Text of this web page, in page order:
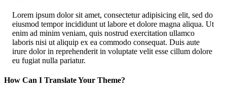
Lorem ipsum dolor sit amet, consectetur adipisicing elit, sed do
eiusmod tempor incididunt ut labore et dolore magna aliqua. Ut
enim ad minim veniam, quis nostrud exercitation ullamco
laboris nisi ut aliquip ex ea commodo consequat. Duis aute
irure dolor in reprehenderit in voluptate velit esse cillum dolore
eu fugiat nulla pariatur.
How Can I Translate Your Theme?